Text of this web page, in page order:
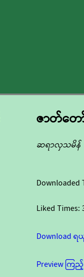
ဇာတ်တေ
ဆရာလှသမိန်
Downloaded
Liked Times:
Download
Preview ကြ